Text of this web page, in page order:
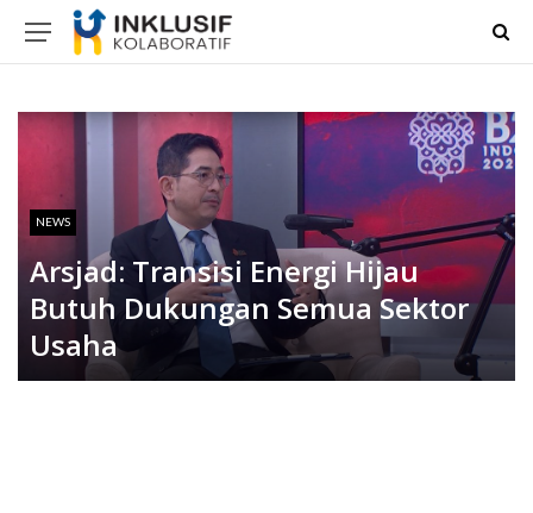
NEWS
Arsjad: Transisi Energi Hijau
Butuh Dukungan Semua Sektor
Usaha